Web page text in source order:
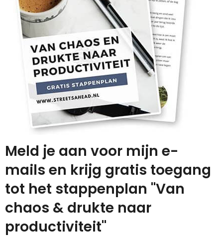
Meld je aan voor mijn e-
mails en krijg gratis toegang
tot het stappenplan "Van
chaos & drukte naar
productiviteit"